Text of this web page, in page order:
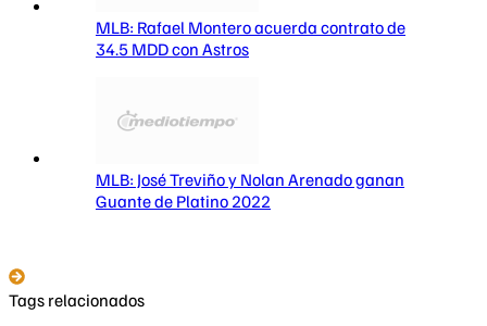
MLB: Rafael Montero acuerda contrato de
34.5 MDD con Astros
MLB: José Treviño y Nolan Arenado ganan
Guante de Platino 2022
Tags relacionados